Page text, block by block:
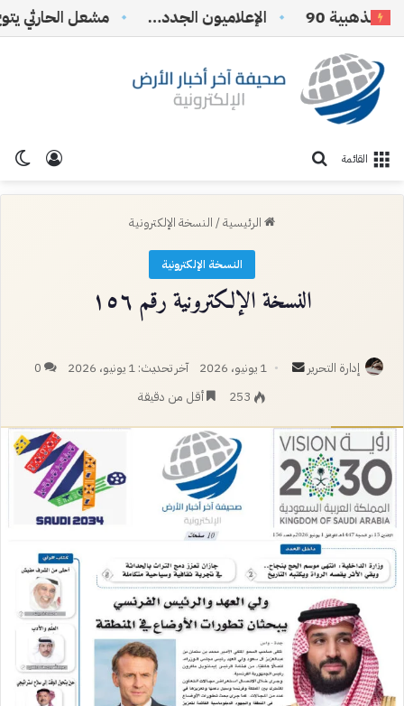
90 الإعلاميون الجدد…
تسجيل القائمة
الرئيسية/ النسخة الإلكترونية
النسخة الإلكترونية
النسخة الإلكترونية رقم ١٥٦
إدارة التحرير
أرسل 1 يونيو، 2026 آخر تحديث: 1 يونيو، 2026
0
253
أقل من دقيقة